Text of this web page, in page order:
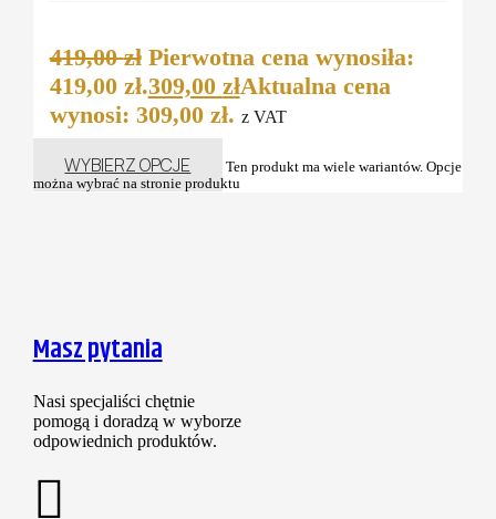
419,00zł Pierwotna cena wynosiła:
419,00 zł.309,00 złAktualna cena
wynosi: 309,00 zł. z VAT
WYBIERZ OPCJE
Ten produkt ma wiele wariantów. Opcje
można wybrać na stronie produktu
Masz pytania
Nasi specjaliści chętnie
pomogą i doradzą w wyborze
odpowiednich produktów.